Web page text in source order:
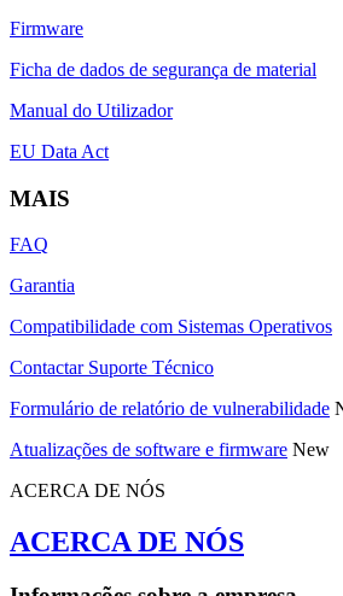
Firmware
Ficha de dados de segurança de material
Manual do Utilizador
EU Data Act
MAIS
FAQ
Garantia
Compatibilidade com Sistemas Operativos
Contactar Suporte Técnico
Formulário de relatório de vulnerabilidade
Atualizações de software e firmware New
ACERCA DE NÓS
ACERCA DE NÓS